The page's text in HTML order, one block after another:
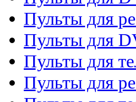
Пульты для
Пульты для
Пульты для
Пульты для